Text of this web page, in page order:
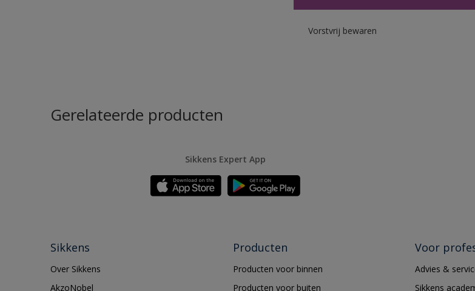
Vorstvrij bewaren
Gerelateerde producten
Sikkens Expert App
Sikkens
Over Sikkens
AkzoNobel
Producten
Producten voor binnen
Producten voor buiten
Voor
Advies &
Sikkens